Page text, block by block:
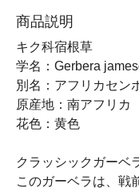
商品説明
キク科宿根草
学名：Gerbera
別名：アフリカセン
原産地：南アフリカ
花色：黄色
クラッシックガーベ
このガーベラは、戦